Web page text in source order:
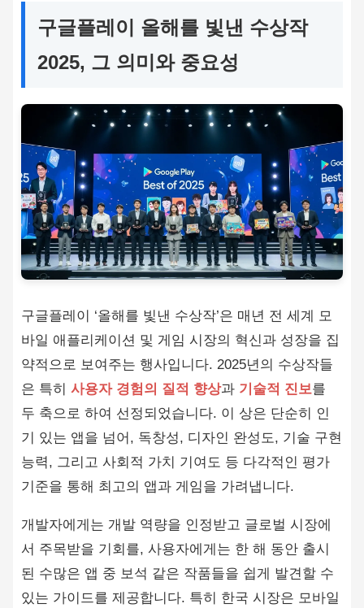
구글플레이 올해를 빛낸 수상작
2025, 그 의미와 중요성
구글플레이 ‘올해를 빛낸 수상작’은 매년 전 세계 모
바일 애플리케이션 및 게임 시장의 혁신과 성장을 집
약적으로 보여주는 행사입니다. 2025년의 수상작들
은 특히 사용자 경험의 질적 향상과 기술적 진보를
두 축으로 하여 선정되었습니다. 이 상은 단순히 인
기 있는 앱을 넘어, 독창성, 디자인 완성도, 기술 구현
능력, 그리고 사회적 가치 기여도 등 다각적인 평가
기준을 통해 최고의 앱과 게임을 가려냅니다.
개발자에게는 개발 역량을 인정받고 글로벌 시장에
서 주목받을 기회를, 사용자에게는 한 해 동안 출시
된 수많은 앱 중 보석 같은 작품들을 쉽게 발견할 수
있는 가이드를 제공합니다. 특히 한국 시장은 모바일